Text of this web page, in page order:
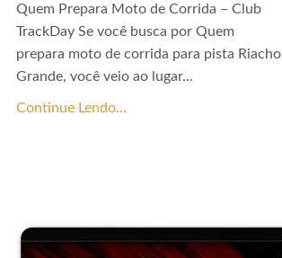
Quem Prepara Moto de Corrida – Club
TrackDay Se você busca por Quem
prepara moto de corrida para pista Riacho
Grande, você veio ao lugar...
Continue Lendo...